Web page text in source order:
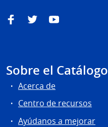
FacebookTwitterYouTube
Sobre el Catálogo
Acerca de
Centro de recursos
Ayúdanos a mejorar